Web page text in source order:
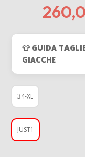
👕 GUIDA
GIACCHE
34-XL
JUST1